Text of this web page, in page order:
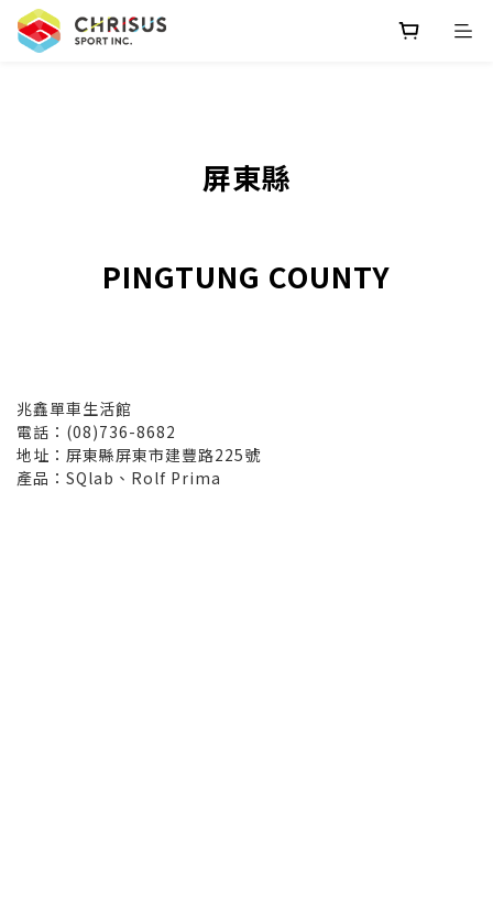
屏東縣
PINGTUNG COUNTY
兆鑫單車生活館
電話：(08)736-8682
地址：屏東縣屏東市建豐路225號
產品：SQlab、Rolf Prima